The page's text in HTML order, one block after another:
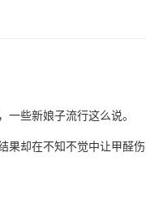
些新娘子流行这么说。
却在不知不觉中让甲醛